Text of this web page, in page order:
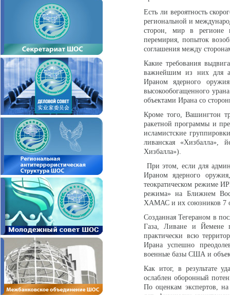
Есть ли вероятность
региональной и
сторон, мир в регионе
перемирия, попыток
соглашения между
Какие требования
важнейшим из них для
Ираном ядерного
высокообогащенного
объектами Ирана со
Кроме того, Вашингтон
ракетной программы и
исламистские
ливанская «Хизбалла»,
Хизбалла»).
При этом, если для
Ираном ядерного
теократическом режиме
режима» на Ближнем
ХАМАС и их союзников 7
Созданная Тегераном в
Газа, Ливане и Йемене
практически всю
Ирана успешно
военные базы США и
Как итог, в результате
ослаблен оборонный
По оценкам экспертов, на